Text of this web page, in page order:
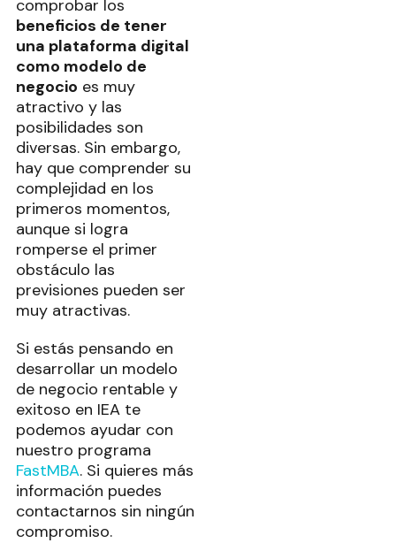
comprobar los
beneficios de tener
una plataforma digital
como modelo de
negocio es muy
atractivo y las
posibilidades son
diversas. Sin embargo,
hay que comprender su
complejidad en los
primeros momentos,
aunque si logra
romperse el primer
obstáculo las
previsiones pueden ser
muy atractivas.
Si estás pensando en
desarrollar un modelo
de negocio rentable y
exitoso en IEA te
podemos ayudar con
nuestro programa
FastMBA. Si quieres más
información puedes
contactarnos sin ningún
compromiso.